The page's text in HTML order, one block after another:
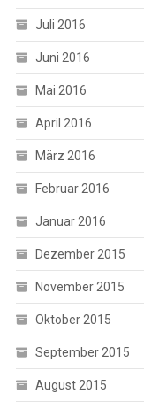
Juli 2016
Juni 2016
Mai 2016
April 2016
März 2016
Februar 2016
Januar 2016
Dezember 2015
November 2015
Oktober 2015
September 2015
August 2015